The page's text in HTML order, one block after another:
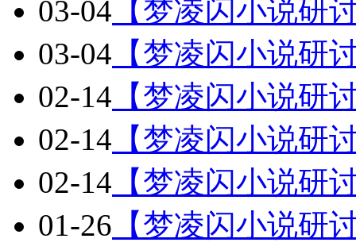
03-04 【梦凌闪小说研
03-04 【梦凌闪小说研
02-14 【梦凌闪小说研
02-14 【梦凌闪小说研
02-14 【梦凌闪小说研
01-26 【梦凌闪小说研